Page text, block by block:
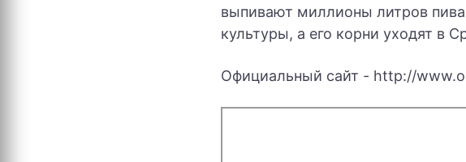
выпивают миллионы литров
культуры, а его корни уходят в
Официальный сайт - http://